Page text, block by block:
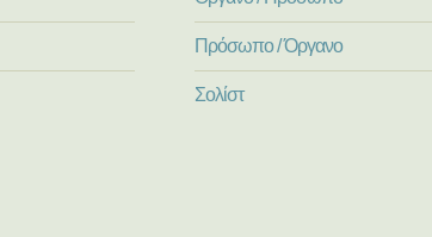
Πρόσωπο / Όργανο
Σολίστ